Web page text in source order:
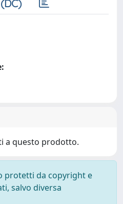
a questo prodotto.
protetti da copyright e
salvo diversa